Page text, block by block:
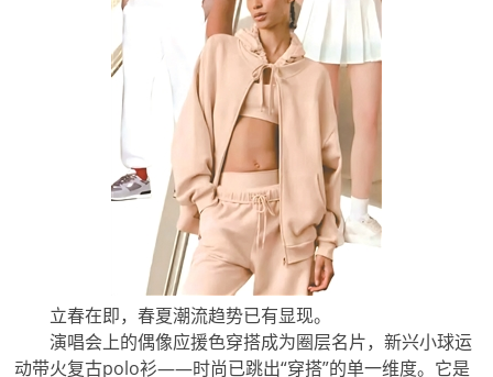
立春在即，春夏潮流趋势已有显现。
演唱会上的偶像应援色穿搭成为圈层名片，新兴小球运
动带火复古polo衫——时尚已跳出“穿搭”的单一维度。它是